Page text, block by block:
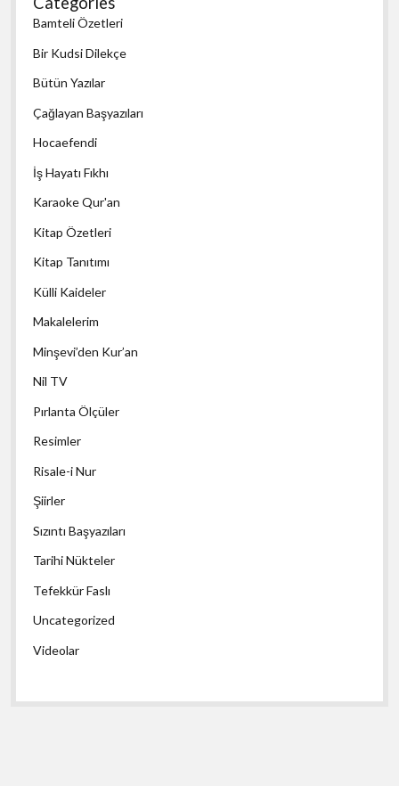
Bamteli Özetleri
Bir Kudsi Dilekçe
Bütün Yazılar
Çağlayan Başyazıları
Hocaefendi
İş Hayatı Fıkhı
Karaoke Qur'an
Kitap Özetleri
Kitap Tanıtımı
Külli Kaideler
Makalelerim
Minşevi’den Kur’an
Nil TV
Pırlanta Ölçüler
Resimler
Risale-i Nur
Şiirler
Sızıntı Başyazıları
Tarihi Nükteler
Tefekkür Faslı
Uncategorized
Videolar